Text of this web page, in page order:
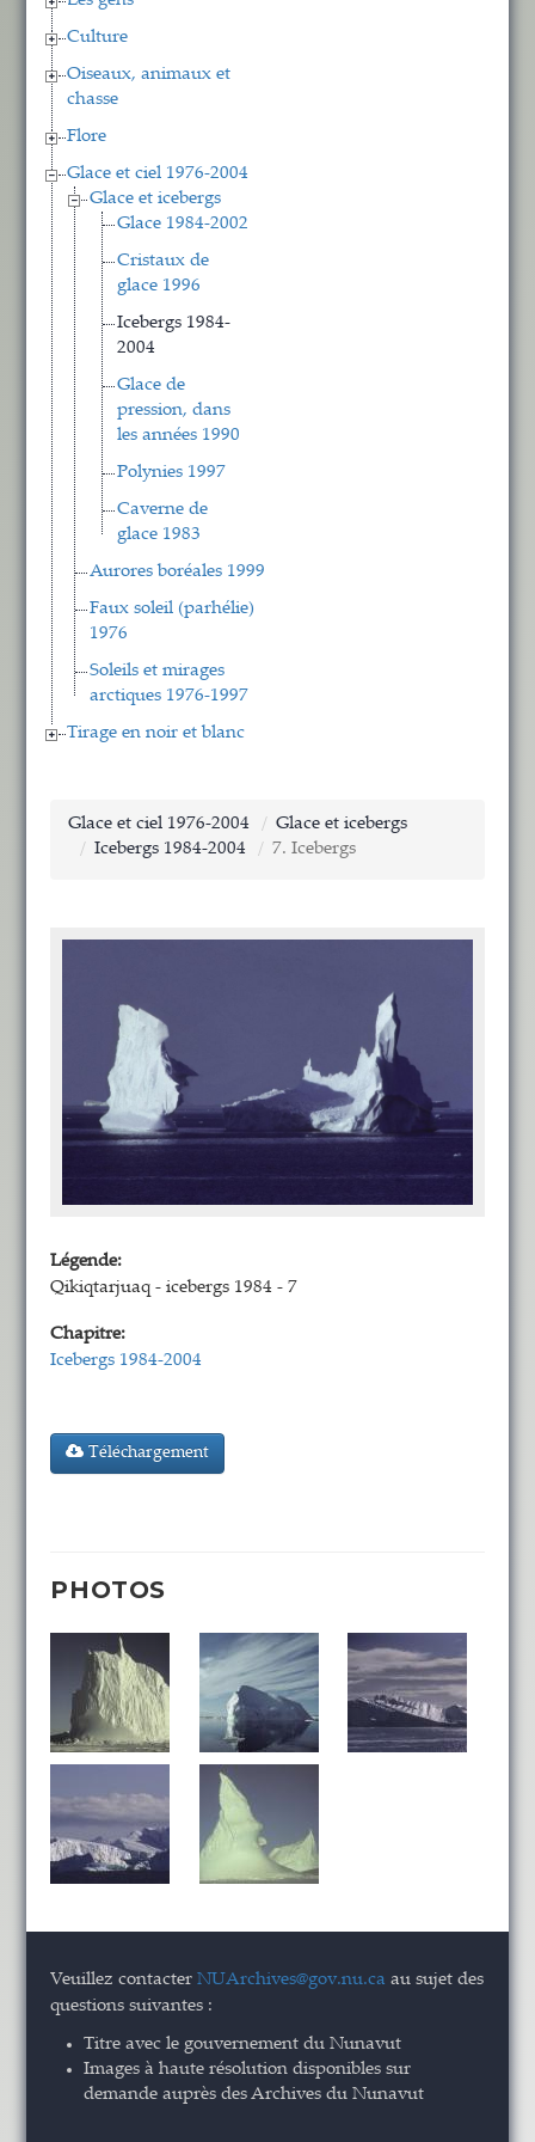
Culture
Oiseaux, animaux et
chasse
Flore
Glace et ciel 1976-2004
Glace et icebergs
Glace 1984-2002
Cristaux de
glace 1996
Icebergs 1984-
2004
Glace de
pression, dans
les années 1990
Polynies 1997
Caverne de
glace 1983
Aurores boréales 1999
Faux soleil (parhélie)
1976
Soleils et mirages
arctiques 1976-1997
Tirage en noir et blanc
Glace et ciel 1976-2004
Glace et icebergs
Icebergs 1984-2004
7. Icebergs
Légende:
Qikiqtarjuaq - icebergs 1984 - 7
Chapitre:
Icebergs 1984-2004
Téléchargement
PHOTOS
Veuillez contacterNUArchives@gov.nu.ca au sujet des
questions suivantes :
Titre avec le gouvernement du Nunavut
Images à haute résolution disponibles sur
demande auprès des Archives du Nunavut